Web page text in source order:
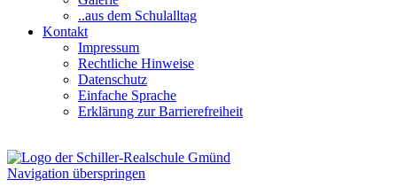
..aus dem Schulalltag
Kontakt
Impressum
Rechtliche Hinweise
Datenschutz
Einfache Sprache
Erklärung zur Barrierefreiheit
Navigation überspringen